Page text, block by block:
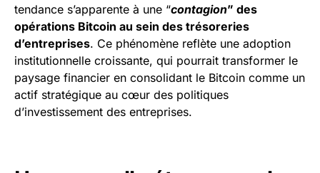
tendance s’apparente à une “contagion” des
opérations Bitcoin au sein des trésoreries
d’entreprises. Ce phénomène reflète une adoption
institutionnelle croissante, qui pourrait transformer le
paysage financier en consolidant le Bitcoin comme un
actif stratégique au cœur des politiques
d’investissement des entreprises.